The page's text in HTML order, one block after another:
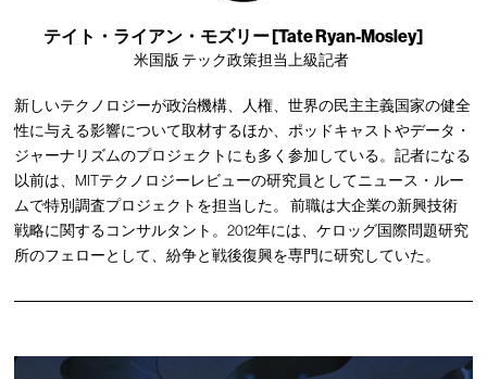
テイト・ライアン・モズリー [Tate Ryan-Mosley]
米国版 テック政策担当上級記者
新しいテクノロジーが政治機構、人権、世界の民主主義国家の健全
性に与える影響について取材するほか、ポッドキャストやデータ・
ジャーナリズムのプロジェクトにも多く参加している。記者になる
以前は、MITテクノロジーレビューの研究員としてニュース・ルー
ムで特別調査プロジェクトを担当した。 前職は大企業の新興技術
戦略に関するコンサルタント。2012年には、ケロッグ国際問題研究
所のフェローとして、紛争と戦後復興を専門に研究していた。